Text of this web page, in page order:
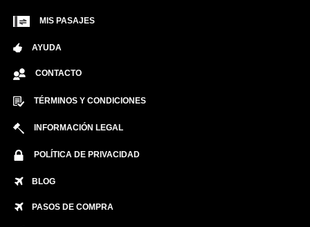
MIS PASAJES
AYUDA
CONTACTO
TÉRMINOS Y CONDICIONES
INFORMACIÓN LEGAL
POLÍTICA DE PRIVACIDAD
BLOG
PASOS DE COMPRA